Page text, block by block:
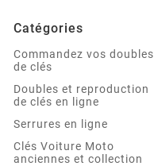
Catégories
Commandez vos doubles
de clés
Doubles et reproduction
de clés en ligne
Serrures en ligne
Clés Voiture Moto
anciennes et collection